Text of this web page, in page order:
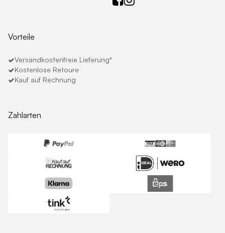
Vorteile
Versandkostenfreie Lieferung*
Kostenlose Retoure
Kauf auf Rechnung
Zahlarten